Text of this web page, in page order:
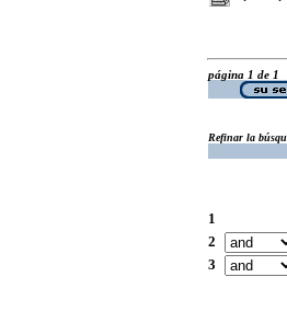
página 1 de 1
Refinar la
1
2
3